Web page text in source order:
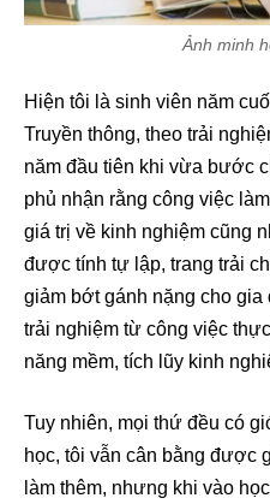
Ảnh minh
Hiện tôi là sinh viên năm
Truyền thông, theo trải
năm đầu tiên khi vừa bước
phủ nhận rằng công việc
giá trị về kinh nghiệm cũng
được tính tự lập, trang trải
giảm bớt gánh nặng cho
trải nghiệm từ công việc
năng mềm, tích lũy kinh
Tuy nhiên, mọi thứ đều có
học, tôi vẫn cân bằng được
làm thêm, nhưng khi vào